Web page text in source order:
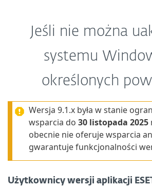
Jeśli nie można
systemu
określonych
Wersja 9.1.x była w stanie
wsparcia do 30 listopada 2025
obecnie nie oferuje wsparcia
gwarantuje funkcjonalności
Użytkownicy wersji aplikacji